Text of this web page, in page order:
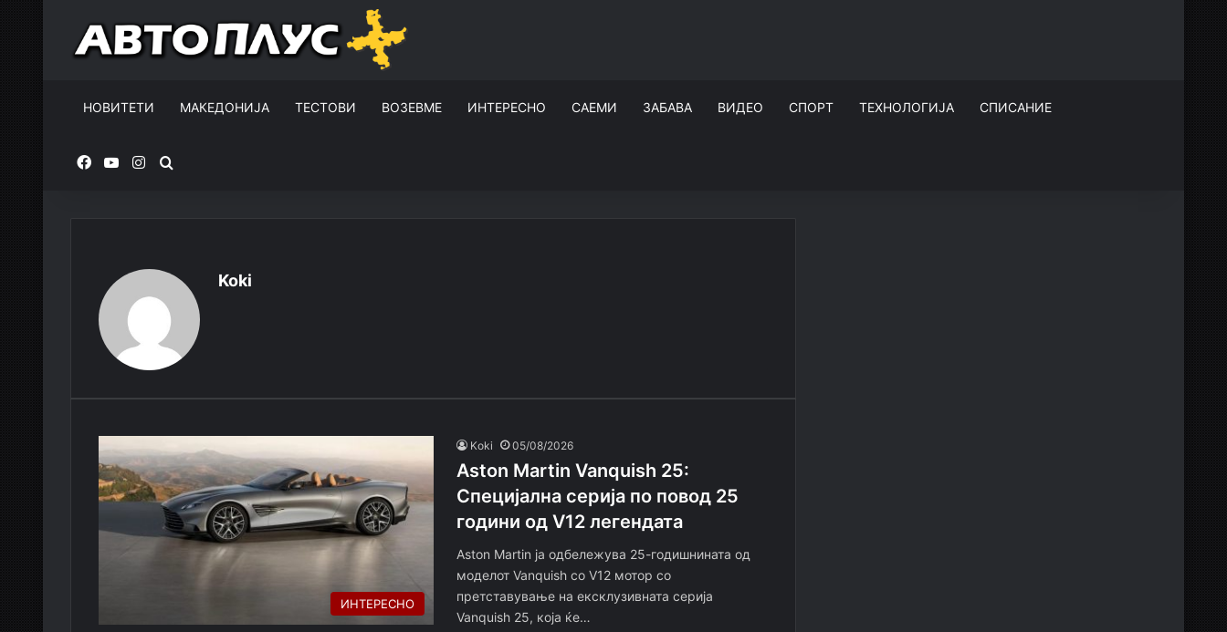
НОВИТЕТИ МАКЕДОНИЈА ТЕСТОВИ ВОЗЕВМЕ ИНТЕРЕСНО САЕМИ ЗАБАВА ВИДЕО СПОРТ ТЕХНОЛОГИЈА СПИСАНИЕ
FacebookYouTubeInstagram
Koki
ИНТЕРЕСНО
Koki 05/08/2026
Aston Martin Vanquish 25:
Специјална серија по повод 25
години од V12 легендата
Aston Martin ја одбележува 25-годишнината од
моделот Vanquish со V12 мотор со
претставување на ексклузивната серија
Vanquish 25, која ќе…